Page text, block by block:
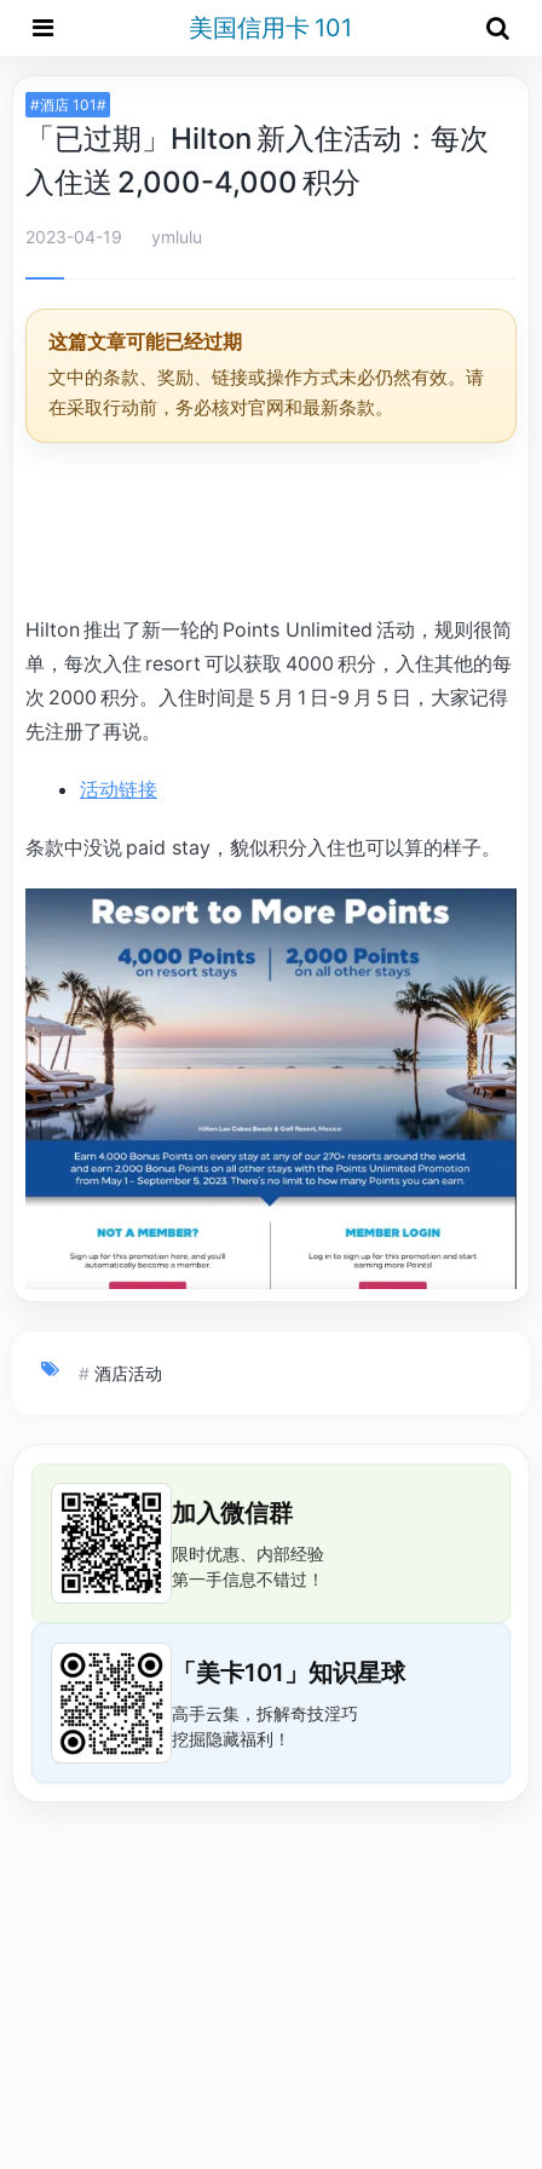
美国信用卡 101
#酒店 101#
「已过期」Hilton 新入住活动：每次
入住送 2,000-4,000 积分
2023-04-19 ymlulu
这篇文章可能已经过期
文中的条款、奖励、链接或操作方式未必仍然有效。请
在采取行动前，务必核对官网和最新条款。
Hilton 推出了新一轮的 Points Unlimited 活动，规则很简
单，每次入住 resort 可以获取 4000 积分，入住其他的每
次 2000 积分。入住时间是 5 月 1 日-9 月 5 日，大家记得
先注册了再说。
活动链接
条款中没说 paid stay，貌似积分入住也可以算的样子。
# 酒店活动
加入微信群
限时优惠、内部经验
第一手信息不错过！
「美卡101」知识星球
高手云集，拆解奇技淫巧
挖掘隐藏福利！